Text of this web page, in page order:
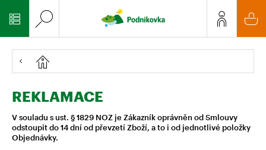
REKLAMACE
V souladu s ust. § 1829 NOZ je Zákazník oprávněn od Smlouvy
odstoupit do 14 dní od převzetí Zboží, a to i od jednotlivé položky
Objednávky.